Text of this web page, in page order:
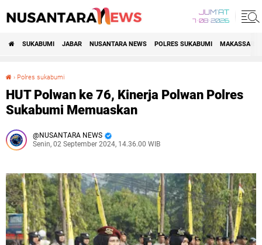
JUM'AT
7•08•2026
SUKABUMI JABAR NUSANTARA NEWS POLRES SUKABUMI MAKASSAR
› Polres sukabumi
HUT Polwan ke 76, Kinerja Polwan Polres
Sukabumi Memuaskan
NUSANTARA NEWS
Senin, 02 September 2024, 14.36.00 WIB